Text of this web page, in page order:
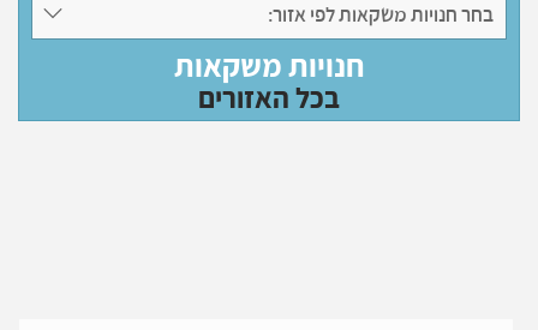
בחר חנויות משקאות לפי אזור:
חנויות משקאות
בכל האזורים